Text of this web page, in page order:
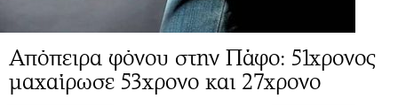
Απόπειρα φόνου στην Πάφο: 51χρονος
μαχαίρωσε 53χρονο και 27χρονο